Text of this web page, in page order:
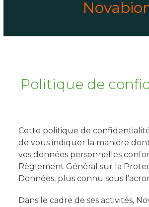
Politique de
Cette politique de
de vous indiquer la manière
vos données personnelles
Règlement Général sur la
Données, plus connu sous
Dans le cadre de ses activités,